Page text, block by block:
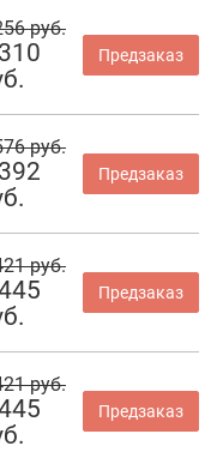
руб.
Предзаказ
руб.
Предзаказ
руб.
Предзаказ
руб.
Предзаказ